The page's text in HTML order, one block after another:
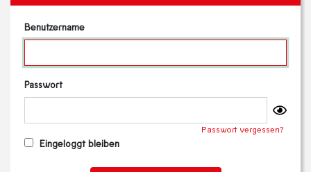
Benutzername
Passwort
Passwort vergessen?
Eingeloggt bleiben